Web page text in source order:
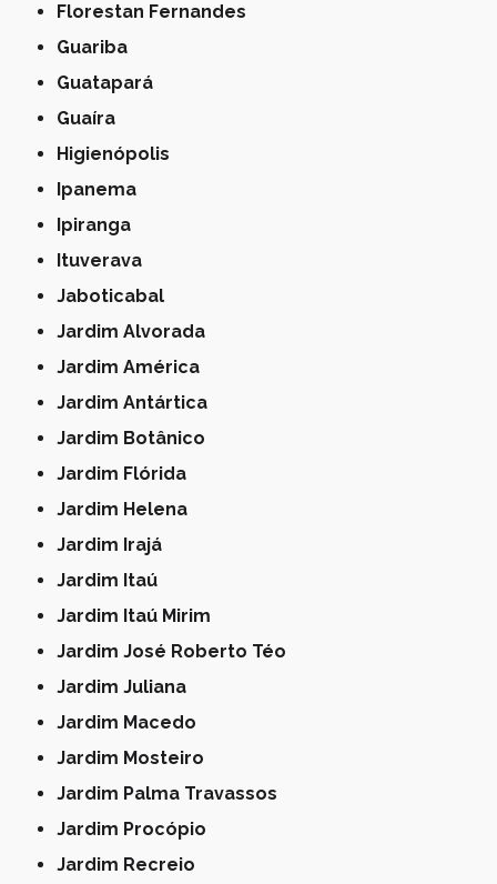
Florestan Fernandes
Guariba
Guatapará
Guaíra
Higienópolis
Ipanema
Ipiranga
Ituverava
Jaboticabal
Jardim Alvorada
Jardim América
Jardim Antártica
Jardim Botânico
Jardim Flórida
Jardim Helena
Jardim Irajá
Jardim Itaú
Jardim Itaú Mirim
Jardim José Roberto Téo
Jardim Juliana
Jardim Macedo
Jardim Mosteiro
Jardim Palma Travassos
Jardim Procópio
Jardim Recreio